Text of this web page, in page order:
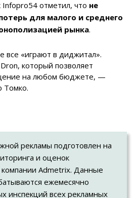
отметил, что не
для малого и среднего
рынка.
все «играют в диджитал».
который позволяет
на любом бюджете, —
Томко.
рекламы подготовлен на
и оценок
компании Admetrix. Данные
ежемесячно
инспекций всех рекламных